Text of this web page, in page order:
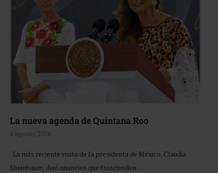
La nueva agenda de Quintana Roo
4 agosto, 2026
La más reciente visita de la presidenta de México, Claudia
Sheinbaum, dejó anuncios que trascienden …